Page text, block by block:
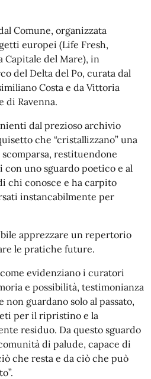
Comune, organizzata
europei (Life Fresh,
Capitale del Mare), in
del Delta del Po, curata dal
Costa e da Vittoria
di Ravenna.
dal prezioso archivio
che “cristallizzano” una
restituendone
uno sguardo poetico e al
chi conosce e ha carpito
instancabilmente per
apprezzare un repertorio
le pratiche future.
evidenziano i curatori
e possibilità, testimonianza
guardano solo al passato,
per il ripristino e la
residuo. Da questo sguardo
di palude, capace di
che resta e da ciò che può